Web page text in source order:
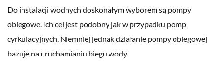
Do instalacji wodnych doskonałym wyborem są pompy
obiegowe. Ich cel jest podobny jak w przypadku pomp
cyrkulacyjnych. Niemniej jednak działanie pompy obiegowej
bazuje na uruchamianiu biegu wody.